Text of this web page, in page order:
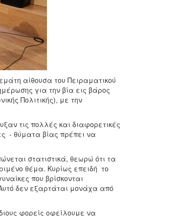
αίθουσα του Πειραματικού
για την βία εις βάρος
Πολιτικής), με την
τις πολλές και διαφορετικές
- θύματα βίας πρέπει να
στατιστικά, θεωρώ ότι τα
θέμα. Κυρίως επειδή το
που βρίσκονται
δεν εξαρτάται μονάχα από
φορείς οφείλουμε να